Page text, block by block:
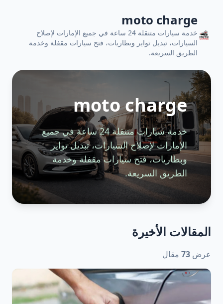
moto charge
خدمة سيارات متنقلة 24 ساعة في جميع الإمارات لإصلاح
السيارات، تبديل تواير وبطاريات، فتح سيارات مقفلة وخدمة
الطريق السريعة.
moto charge
خدمة سيارات متنقلة 24 ساعة في جميع
الإمارات لإصلاح السيارات، تبديل تواير
وبطاريات، فتح سيارات مقفلة وخدمة
الطريق السريعة.
المقالات الأخيرة
عرض 73 مقال